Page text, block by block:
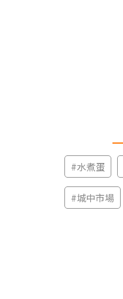
#水煮蛋
#城中市場